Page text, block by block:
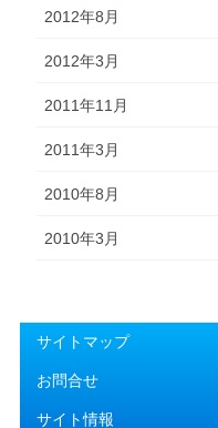
2012年8月
2012年3月
2011年11月
2011年3月
2010年8月
2010年3月
サイトマップ
お問合せ
サイト情報